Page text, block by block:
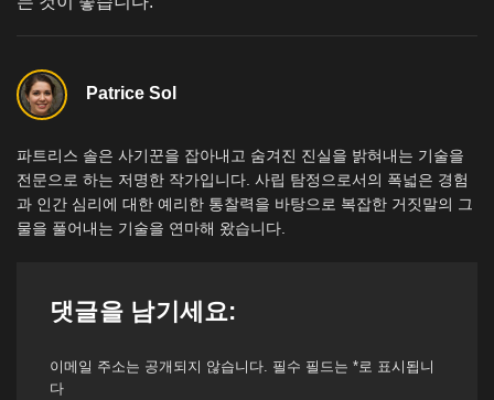
Patrice Sol
파트리스 솔은 사기꾼을 잡아내고 숨겨진 진실을 밝혀내는 기술을
전문으로 하는 저명한 작가입니다. 사립 탐정으로서의 폭넓은 경험
과 인간 심리에 대한 예리한 통찰력을 바탕으로 복잡한 거짓말의 그
물을 풀어내는 기술을 연마해 왔습니다.
댓글을 남기세요:
이메일 주소는 공개되지 않습니다. 필수 필드는 *로 표시됩니
다